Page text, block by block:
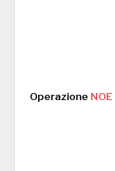
Operazione NOE